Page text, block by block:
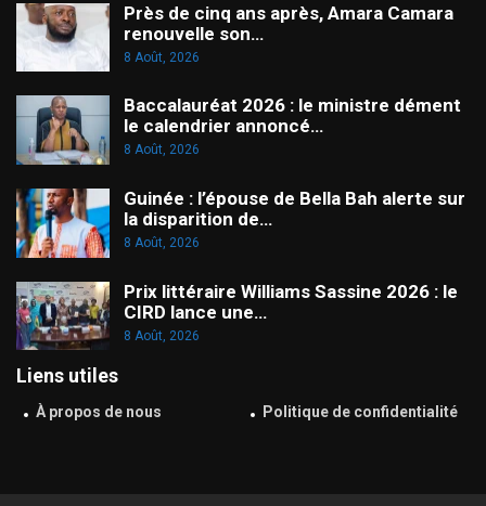
Près de cinq ans après, Amara Camara
renouvelle son…
8 Août, 2026
Baccalauréat 2026 : le ministre dément
le calendrier annoncé…
8 Août, 2026
Guinée : l’épouse de Bella Bah alerte sur
la disparition de…
8 Août, 2026
Prix littéraire Williams Sassine 2026 : le
CIRD lance une…
8 Août, 2026
Liens utiles
À propos de nous Politique de confidentialité